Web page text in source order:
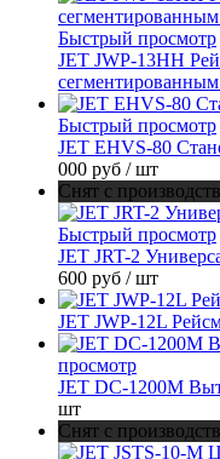
Быстрый просмотр
JET JWP-13HH
Быстрый просмотр
JET EHVS-80
000 руб / шт
Снят с
Быстрый просмотр
JET JRT-2
600 руб / шт
JET JWP-12L
просмотр
JET DC-1200M
шт
Снят с